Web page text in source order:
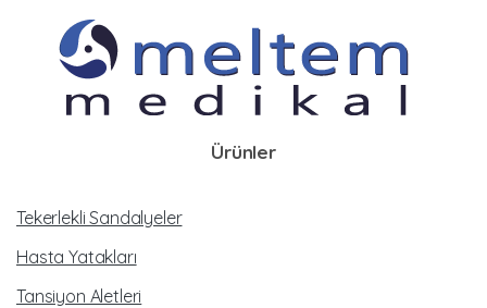
Ürünler
Tekerlekli Sandalyeler
Hasta Yatakları
Tansiyon Aletleri